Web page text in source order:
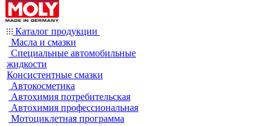
Каталог продукции
Масла и смазки
Специальные автомобильные
жидкости
Консистентные смазки
Автокосметика
Автохимия потребительская
Автохимия профессиональная
Мотоциклетная программа